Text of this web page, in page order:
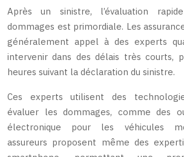
Après un sinistre, l’évaluation
dommages est primordiale. Les
généralement appel à des experts
intervenir dans des délais très courts,
heures suivant la déclaration du sinistre.
Ces experts utilisent des
évaluer les dommages, comme des
électronique pour les véhicules
assureurs proposent même des